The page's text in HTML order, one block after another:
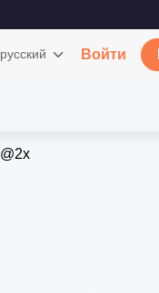
русский Войти